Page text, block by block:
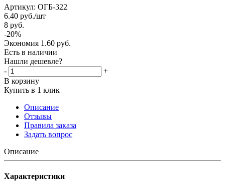
Артикул: ОГБ-322
6.40 руб./шт
8 руб.
-20%
Экономия 1.60 руб.
Есть в наличии
Нашли дешевле?
-
+
В корзину
Купить в 1 клик
Описание
Отзывы
Правила заказа
Задать вопрос
Описание
Характеристики